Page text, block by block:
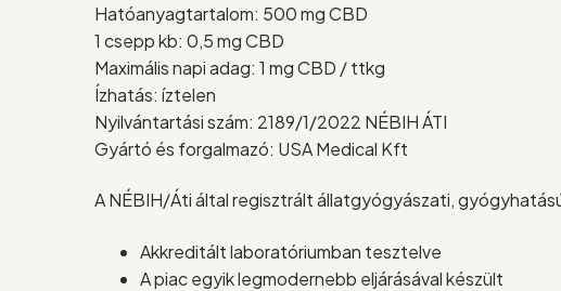
Hatóanyagtartalom: 500 mg CBD
1 csepp kb: 0,5 mg CBD
Maximális napi adag: 1 mg CBD / ttkg
Ízhatás: íztelen
Nyilvántartási szám: 2189/1/2022 NÉBIH ÁTI
Gyártó és forgalmazó: USA Medical Kft
A NÉBIH/Áti által regisztrált állatgyógyászati,
Akkreditált laboratóriumban tesztelve
A piac egyik legmodernebb eljárásával készült